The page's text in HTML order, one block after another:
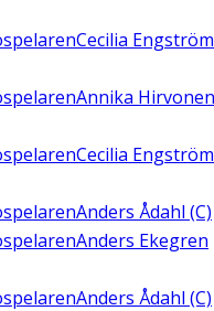
Cecilia Engström
Annika Hirvonen
Cecilia Engström
Anders Ådahl (C)
Anders Ekegren
Anders Ådahl (C)